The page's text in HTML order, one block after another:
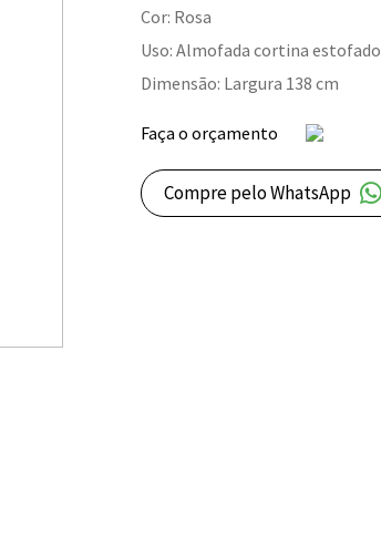
Cor: Rosa
Uso: Almofada cortina estofado
Dimensão: Largura 138 cm
Faça o orçamento
Compre pelo WhatsApp